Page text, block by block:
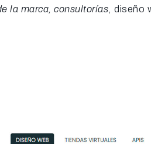
la marca, consultorías , diseño